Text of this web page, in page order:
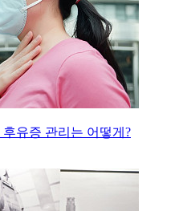
유증 관리는 어떻게?